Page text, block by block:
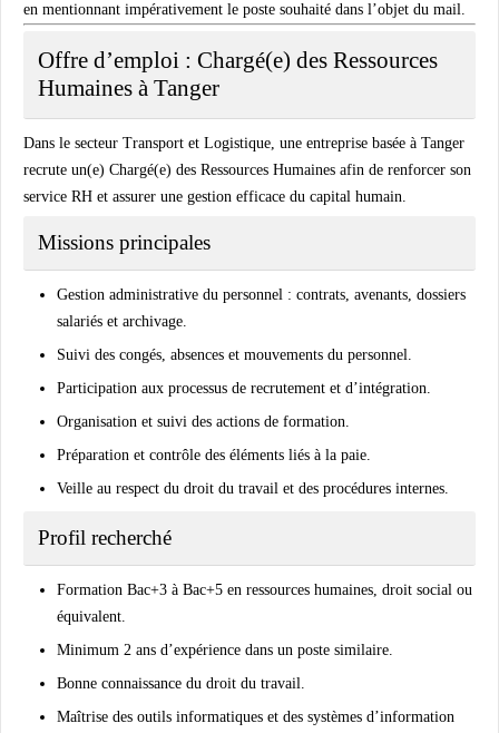
en mentionnant impérativement le poste souhaité dans l’objet du mail.
Offre d’emploi : Chargé(e) des Ressources
Humaines à Tanger
Dans le secteur Transport et Logistique , une entreprise basée à Tanger
recrute un(e) Chargé(e) des Ressources Humaines afin de renforcer son
service RH et assurer une gestion efficace du capital humain.
Missions principales
Gestion administrative du personnel : contrats, avenants, dossiers
salariés et archivage.
Suivi des congés, absences et mouvements du personnel.
Participation aux processus de recrutement et d’intégration.
Organisation et suivi des actions de formation.
Préparation et contrôle des éléments liés à la paie.
Veille au respect du droit du travail et des procédures internes.
Profil recherché
Formation Bac+3 à Bac+5 en ressources humaines, droit social ou
équivalent.
Minimum 2 ans d’expérience dans un poste similaire.
Bonne connaissance du droit du travail.
Maîtrise des outils informatiques et des systèmes d’information